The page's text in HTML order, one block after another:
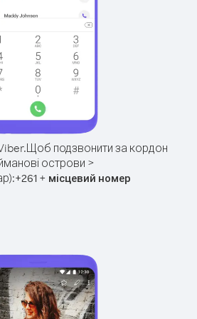
Щоб подзвонити за кордон
острови >
+261 + місцевий номер